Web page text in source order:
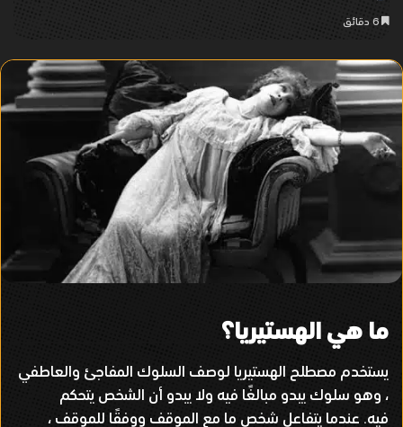
ما هي الهستيريا؟
يستخدم مصطلح الهستيريا لوصف السلوك المفاجئ والعاطفي
، وهو سلوك يبدو مبالغًا فيه ولا يبدو أن الشخص يتحكم
فيه. عندما يتفاعل شخص ما مع الموقف ووفقًا للموقف ،